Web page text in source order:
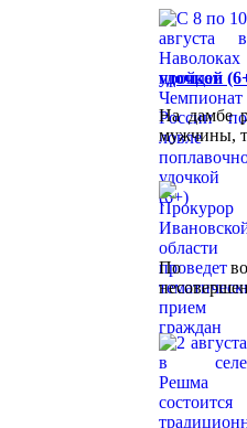
удочкой
На дамбе
мужчины,
По